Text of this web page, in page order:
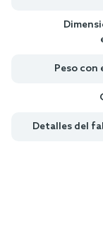
Peso con
Detalles del